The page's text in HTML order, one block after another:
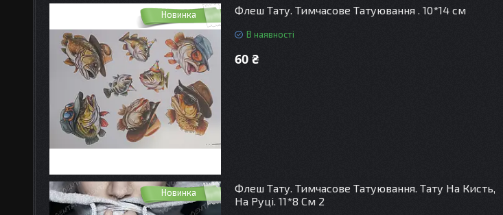
Новинка Флеш Тату. Тимчасове Татуювання . 10*14 см
В наявності
60 ₴
Новинка
Флеш Тату. Тимчасове Татуювання. Тату На Кисть,
На Руці. 11*8 См 2